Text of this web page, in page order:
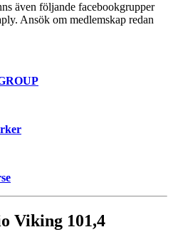
även följande facebookgrupper
Ansök om medlemskap redan
Viking 101,4